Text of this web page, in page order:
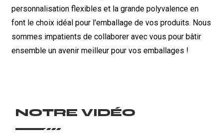
personnalisation flexibles et la grande polyvalence en
font le choix idéal pour l'emballage de vos produits. Nous
sommes impatients de collaborer avec vous pour bâtir
ensemble un avenir meilleur pour vos emballages !
NOTRE VIDÉO